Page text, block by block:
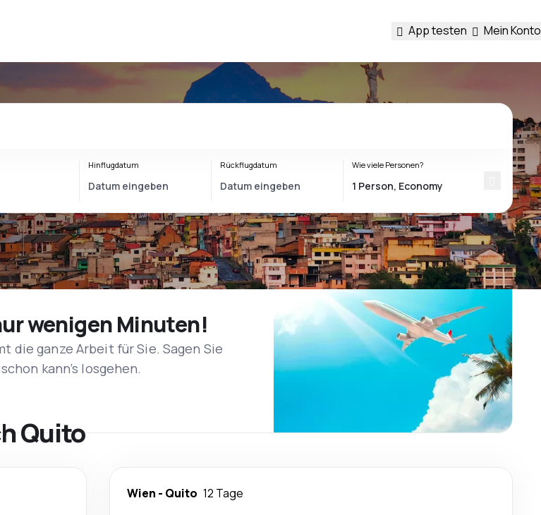
App testen Mein Konto
Hinflugdatum Rückflugdatum Wie viele Personen?
wenigen Minuten!
die ganze Arbeit für Sie. Sagen Sie
kann’s losgehen.
Quito
Wien - Quito 12 Tage